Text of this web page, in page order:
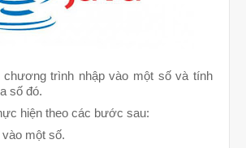
chương trình nhập vào một số và tính
số đó.
hiện theo các bước sau:
vào một số.